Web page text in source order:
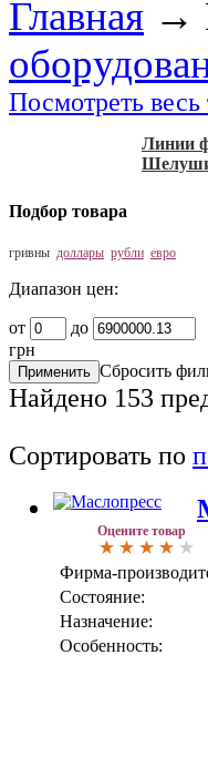
Главная →
Посмотреть весь
Линии
Подбор товара
гривны доллары рубли евро
Диапазон цен:
от
до
грн
Сбросить
Найдено 153
Сортировать по
Оцените товар
Фирма-
Состояние:
Назначение:
Особенность: